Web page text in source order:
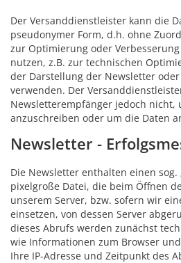
Der Versanddienstleister kann die
pseudonymer Form, d.h. ohne
zur Optimierung oder
nutzen, z.B. zur technischen
der Darstellung der Newsletter
verwenden. Der
Newsletterempfänger jedoch nicht,
anzuschreiben oder um die Daten
Newsletter -
Die Newsletter enthalten einen sog.
pixelgroße Datei, die beim Öffnen
unserem Server, bzw. sofern wir
einsetzen, von dessen Server
dieses Abrufs werden zunächst
wie Informationen zum Browser
Ihre IP-Adresse und Zeitpunkt des